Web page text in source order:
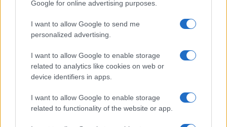
Google for online advertising purposes.
I want to allow Google to send me
personalized advertising.
I want to allow Google to enable storage
related to analytics like cookies on web or
device identifiers in apps.
I want to allow Google to enable storage
related to functionality of the website or app.
NEWS